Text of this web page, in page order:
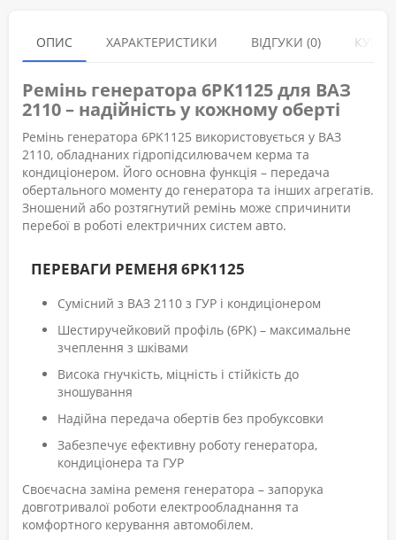
ОПИС ХАРАКТЕРИСТИКИ ВІДГУКИ (0)
Ремінь генератора 6PK1125 для ВАЗ
2110 – надійність у кожному оберті
Ремінь генератора 6PK1125 використовується у ВАЗ
2110, обладнаних гідропідсилювачем керма та
кондиціонером. Його основна функція – передача
обертального моменту до генератора та інших агрегатів.
Зношений або розтягнутий ремінь може спричинити
перебої в роботі електричних систем авто.
ПЕРЕВАГИ РЕМЕНЯ 6PK1125
Сумісний з ВАЗ 2110 з ГУР і кондиціонером
Шестиручейковий профіль (6PK) – максимальне
зчеплення з шківами
Висока гнучкість, міцність і стійкість до
зношування
Надійна передача обертів без пробуксовки
Забезпечує ефективну роботу генератора,
кондиціонера та ГУР
Своєчасна заміна ременя генератора – запорука
довготривалої роботи електрообладнання та
комфортного керування автомобілем.